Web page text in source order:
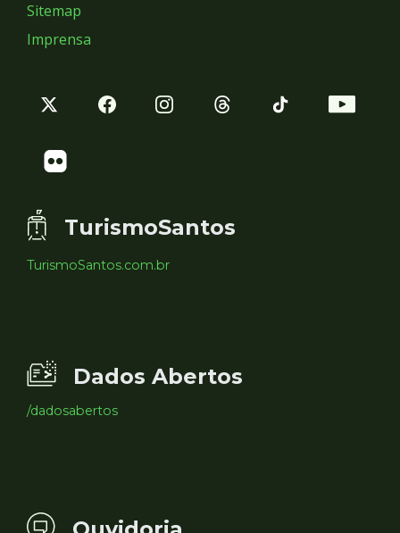
Sitemap
Imprensa
TurismoSantos
TurismoSantos.com.br
Dados Abertos
/dadosabertos